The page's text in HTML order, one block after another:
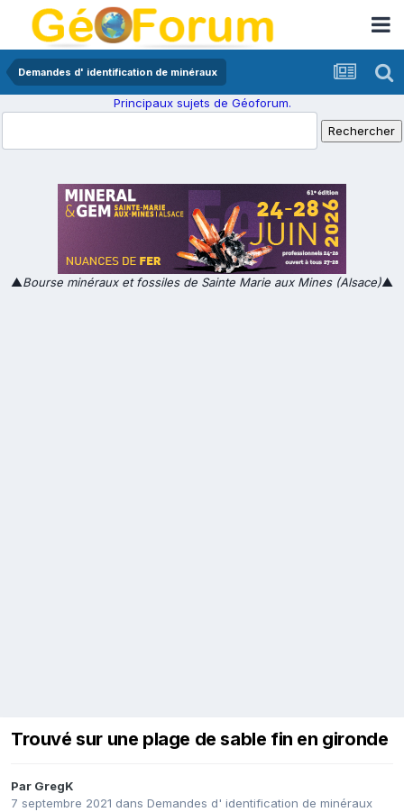
Demandes d' identification de minéraux
Principaux sujets de Géoforum.
▲Bourse minéraux et fossiles de Sainte Marie aux Mines (Alsace)▲
Trouvé sur une plage de sable fin en gironde
Par GregK
7 septembre 2021 dans Demandes d' identification de minéraux